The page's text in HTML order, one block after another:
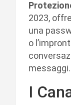
2023,
una
o
messaggi.
I